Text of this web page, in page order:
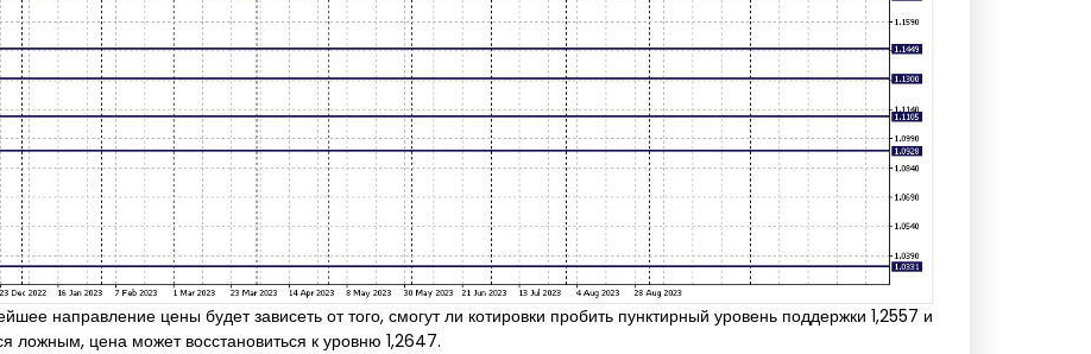
направление цены будет зависеть от того, смогут ли котировки пробить пунктирный уровень поддержки 1,2557 и
ложным, цена может восстановиться к уровню 1,2647.